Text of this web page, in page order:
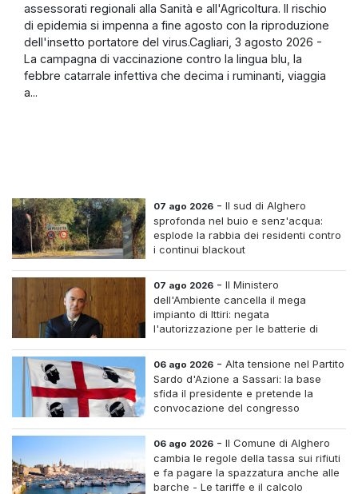
assessorati regionali alla Sanità e all'Agricoltura. Il rischio
di epidemia si impenna a fine agosto con la riproduzione
dell'insetto portatore del virus.Cagliari, 3 agosto 2026 -
La campagna di vaccinazione contro la lingua blu, la
febbre catarrale infettiva che decima i ruminanti, viaggia
a...
07 ago 2026 -Il sud di Alghero
sprofonda nel buio e senz'acqua:
esplode la rabbia dei residenti contro
i continui blackout
07 ago 2026 -Il Ministero
dell'Ambiente cancella il mega
impianto di Ittiri: negata
l'autorizzazione per le batterie di
06 ago 2026 -Alta tensione nel Partito
Sardo d'Azione a Sassari: la base
sfida il presidente e pretende la
convocazione del congresso
06 ago 2026 -Il Comune di Alghero
cambia le regole della tassa sui rifiuti
e fa pagare la spazzatura anche alle
barche - Le tariffe e il calcolo